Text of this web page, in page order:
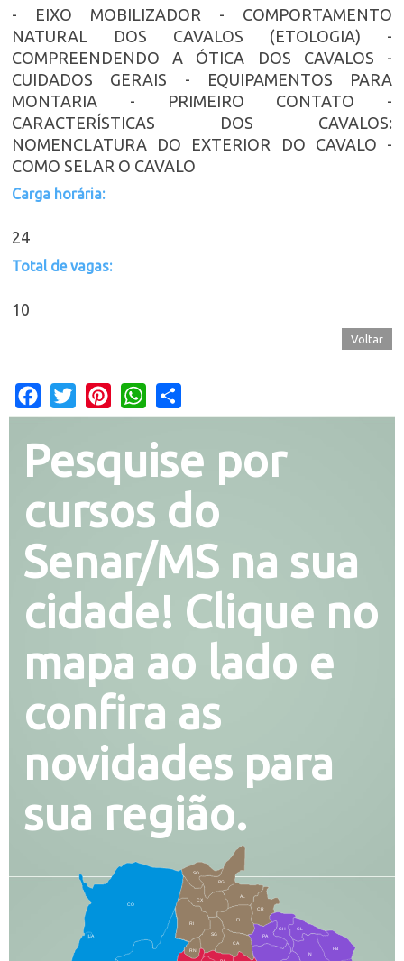
- EIXO MOBILIZADOR - COMPORTAMENTO
NATURAL DOS CAVALOS (ETOLOGIA) -
COMPREENDENDO A ÓTICA DOS CAVALOS -
CUIDADOS GERAIS - EQUIPAMENTOS PARA
MONTARIA - PRIMEIRO CONTATO -
CARACTERÍSTICAS DOS CAVALOS:
NOMENCLATURA DO EXTERIOR DO CAVALO -
COMO SELAR O CAVALO
Carga horária:
24
Total de vagas:
10
Voltar
Facebook
Twitter PinterestWhatsApp
Pesquise por
cursos do
Senar/MS na sua
cidade! Clique no
mapa ao lado e
confira as
novidades para
sua região.
CO
CX
RI
AL
CR
FI
SG
CA
PA
CH CL
PB
IN
RN
PG
SO
LA